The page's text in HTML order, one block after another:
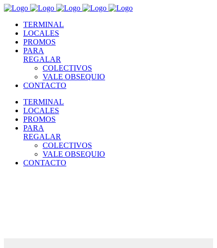
TERMINAL
LOCALES
PROMOS
PARA
REGALAR
COLECTIVOS
VALE OBSEQUIO
CONTACTO
TERMINAL
LOCALES
PROMOS
PARA
REGALAR
COLECTIVOS
VALE OBSEQUIO
CONTACTO